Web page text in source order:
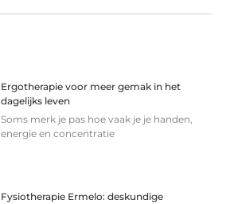
Ergotherapie voor meer gemak in het
dagelijks leven
Soms merk je pas hoe vaak je je handen,
energie en concentratie
Fysiotherapie Ermelo: deskundige